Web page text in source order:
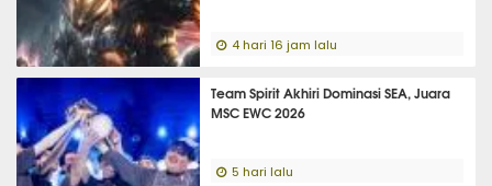
4 hari 16 jam lalu
Team Spirit Akhiri Dominasi SEA, Juara
MSC EWC 2026
5 hari lalu